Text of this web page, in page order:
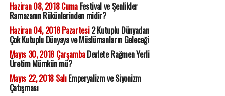
Haziran 08, 2018 CumaFestival ve Şenlikler
Ramazanın Rükünlerinden midir?
Haziran 04, 2018 Pazartesi2 Kutuplu Dünyadan
Çok Kutuplu Dünyaya ve Müslümanların Geleceği
Mayıs 30, 2018 ÇarşambaDevlete Rağmen Yerli
Üretim Mümkün mü?
Mayıs 22, 2018 SalıEmperyalizm ve Siyonizm
Çatışması